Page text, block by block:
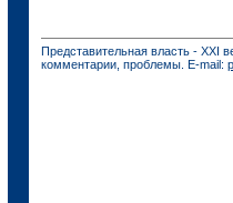
Представительная власть - XXI
комментарии, проблемы. E-mail: